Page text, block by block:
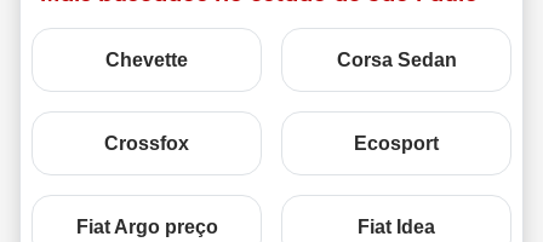
Chevette Corsa Sedan
Crossfox Ecosport
Fiat Argo preço Fiat Idea